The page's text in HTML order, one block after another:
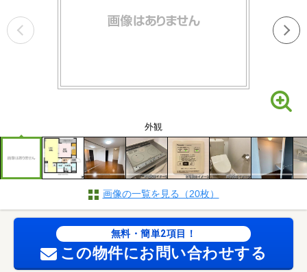
外観
画像の一覧を見る（20枚）
無料・簡単2項目！
この物件にお問い合わせする